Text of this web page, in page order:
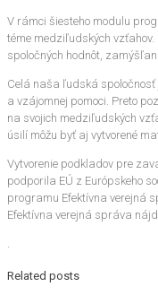
V rámci šiesteho modulu
téme medziľudských
spoločných hodnôt,
Celá naša ľudská
a vzájomnej pomoci. Preto
na svojich medziľudských
úsilí môžu byť aj vytvorené
Vytvorenie podkladov pre
podporila EÚ z Európskeho
programu Efektívna verejná
Efektívna verejná správa
.
Related posts